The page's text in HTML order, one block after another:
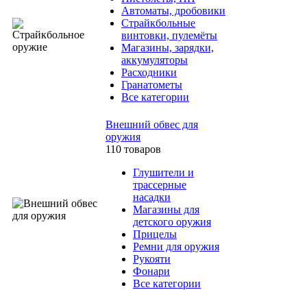
Автоматы, дробовики
Страйкбольные
винтовки, пулемёты
Магазины, зарядки,
аккумуляторы
Расходники
Гранатометы
Все категории
Внешний обвес для
оружия
110 товаров
Глушители и
трассерные
насадки
Магазины для
детского оружия
Прицелы
Ремни для оружия
Рукояти
Фонари
Все категории